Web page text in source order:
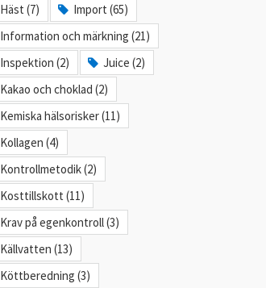
Häst (7)
Import (65)
Information och märkning (21)
Inspektion (2)
Juice (2)
Kakao och choklad (2)
Kemiska hälsorisker (11)
Kollagen (4)
Kontrollmetodik (2)
Kosttillskott (11)
Krav på egenkontroll (3)
Källvatten (13)
Köttberedning (3)